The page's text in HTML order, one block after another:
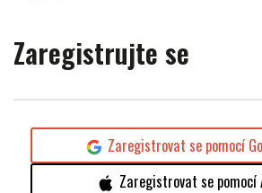
Zaregistrujte se
Zaregistrovat se pomocí
Zaregistrovat se pomocí